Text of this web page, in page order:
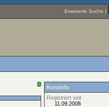
Erweiterte Suche |
Kurzinfo
Registriert seit
11.09.2008